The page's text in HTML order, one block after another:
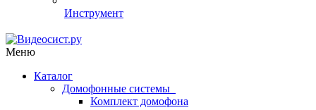
Инструмент
Меню
Каталог
Домофонные системы
Комплект домофона